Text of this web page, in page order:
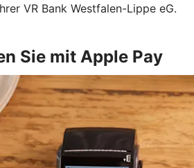
VR Bank Westfalen-Lippe eG.
Sie mit Apple Pay